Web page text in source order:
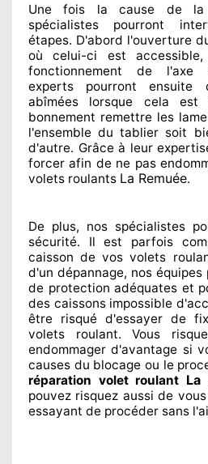
Une fois la cause de la
spécialistes pourront
étapes. D'abord l'ouverture
où celui-ci est accessible,
fonctionnement de l'axe
experts pourront ensuite
abîmées lorsque cela est
bonnement remettre les
l'ensemble du tablier soit
d'autre. Grâce à leur
forcer afin dene pas
volets roulants La Remuée.
De plus, nos spécialistes
sécurité. Il est parfois
caisson de vos volets
d'un dépannage, nos équipes
de protection adéquates et
des caissons impossible
être risqué d'essayer de
volets roulant. Vous
endommager d'avantage si
causes du blocage ou le
réparation volet roulant La
pouvez risquez aussi de
essayant de procéder sans